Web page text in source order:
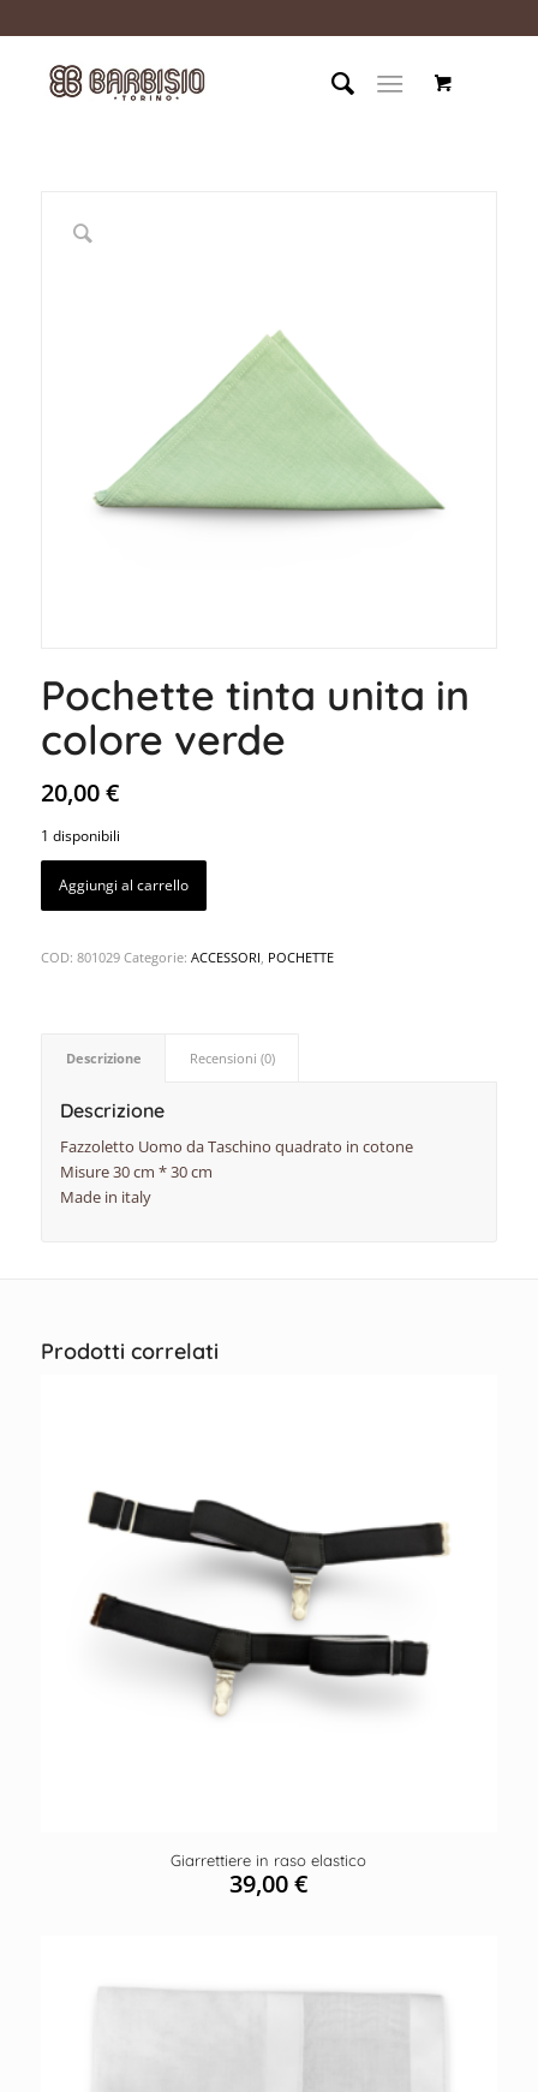
Pochette tinta unita in
colore verde
20,00€
1 disponibili
Aggiungi al carrello
COD: 801029 Categorie: ACCESSORI, POCHETTE
Descrizione Recensioni (0)
Descrizione
Fazzoletto Uomo da Taschino quadrato in cotone
Misure 30 cm * 30 cm
Made in italy
Prodotti correlati
Giarrettiere in raso elastico
39,00€